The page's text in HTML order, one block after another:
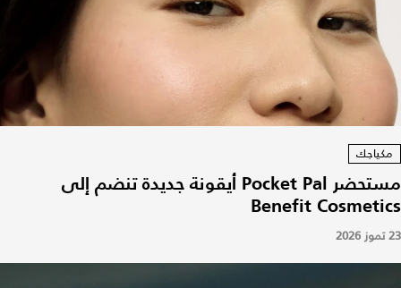
مكياجك
مستحضر Pocket Pal أيقونة جديدة تنضم إلى
Benefit Cosmetics
23 تموز 2026